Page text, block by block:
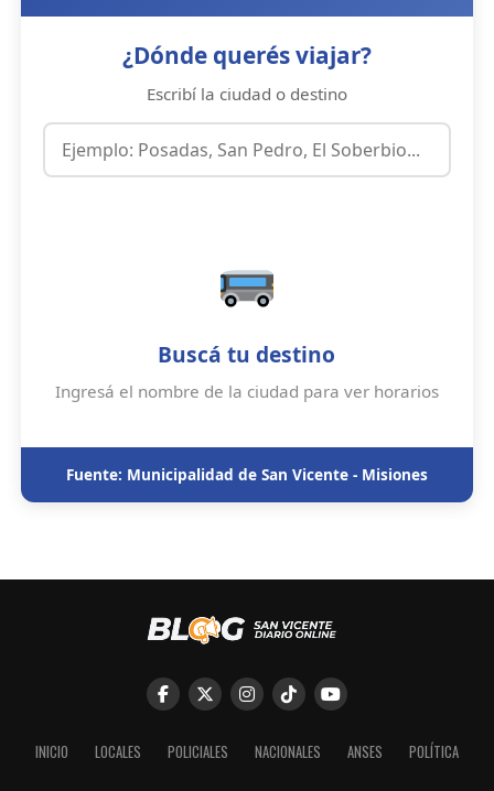
¿Dónde querés viajar?
Escribí la ciudad o destino
Buscá tu destino
Ingresá el nombre de la ciudad para ver horarios
Fuente: Municipalidad de San Vicente - Misiones
INICIO LOCALES POLICIALES NACIONALES ANSES POLÍTICA